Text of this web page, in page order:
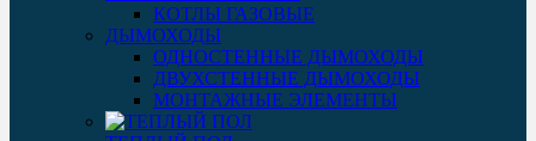
КОТЛЫ ГАЗОВЫЕ
ДЫМОХОДЫ
ОДНОСТЕННЫЕ ДЫМОХОДЫ
ДВУХСТЕННЫЕ ДЫМОХОДЫ
МОНТАЖНЫЕ ЭЛЕМЕНТЫ